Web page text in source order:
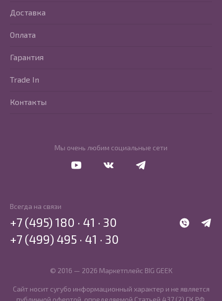
Мы очень любим социальные сети
Доставка
Оплата
Гарантия
Trade In
Контакты
Всегда на связи
WhatsApp
+7 (495) 180 · 41 · 30
+7 (499) 495 · 41 · 30
© 2016 — 2026 Маркетплейс BIG GEEK
Сайт носит сугубо информационный характер и не является